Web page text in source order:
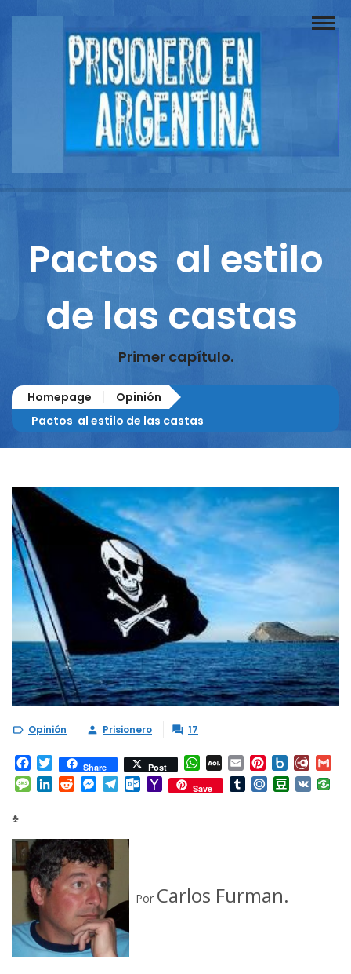
Buscador
Documentos
Reportajes
Columnistas
Pactos al estilo
de las castas
Primer capítulo.
Homepage
Opinión
Pactos al estilo de las castas
 Opinión  Prisionero  17
Facebook
TwitterShare Post WhatsApp
AOL
Mail
Email Pinterest
Box.net
Message
LinkedIn
RedditMessenger
Telegram
Outlook.com
Yahoo
Mail
Save TumblrMail.RuDouban
VK
♣
Por Carlos Furman.